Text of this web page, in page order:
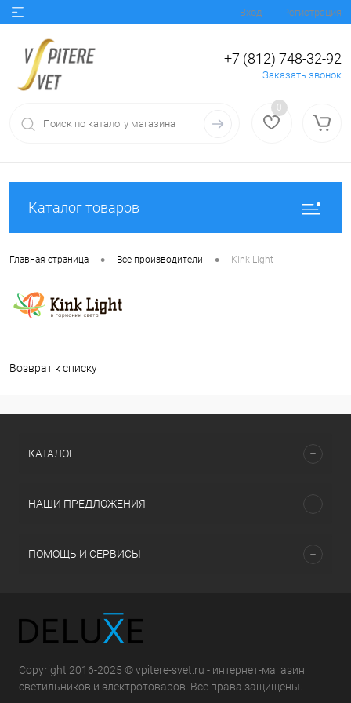
Вход Регистрация
+7 (812) 748-32-92
Заказать звонок
0
Каталог товаров
Главная страница • Все производители • Kink Light
Возврат к списку
КАТАЛОГ
НАШИ ПРЕДЛОЖЕНИЯ
ПОМОЩЬ И СЕРВИСЫ
Copyright 2016-2025 © vpitere-svet.ru - интернет-магазин
светильников и электротоваров. Все права защищены.